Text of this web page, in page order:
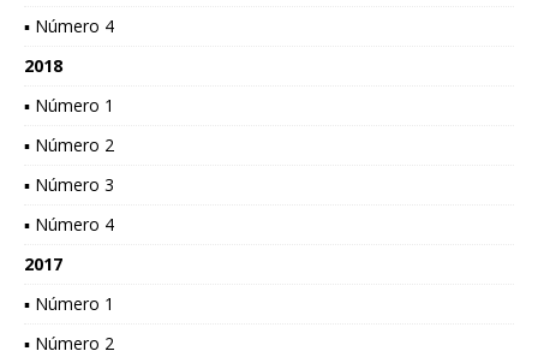
▪ Número 4
2018
▪ Número 1
▪ Número 2
▪ Número 3
▪ Número 4
2017
▪ Número 1
▪ Número 2